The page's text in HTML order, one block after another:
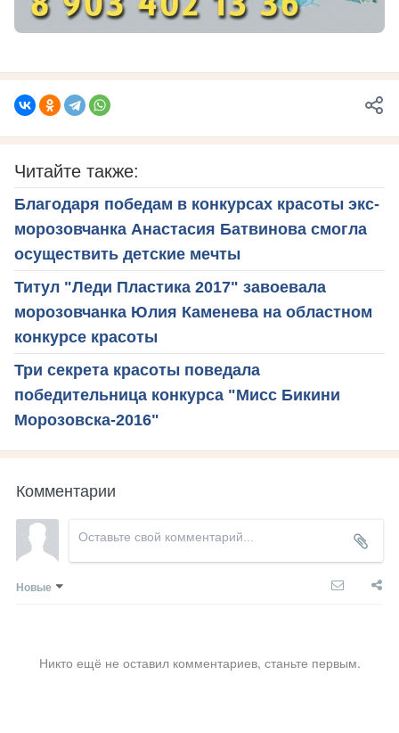
Читайте также:
Благодаря победам в конкурсах красоты экс-
морозовчанка Анастасия Батвинова смогла
осуществить детские мечты
Титул "Леди Пластика 2017" завоевала
морозовчанка Юлия Каменева на областном
конкурсе красоты
Три секрета красоты поведала
победительница конкурса "Мисс Бикини
Морозовска-2016"
Комментарии
Новые
Никто ещё не оставил комментариев, станьте первым.